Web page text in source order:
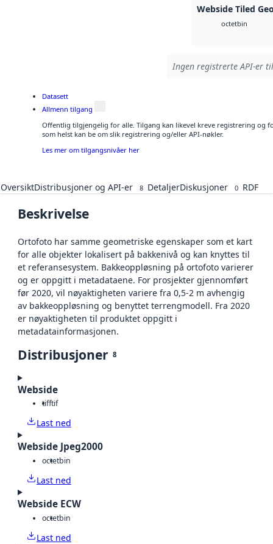
Webside Tiled
octetbin
Ingen registrerte API-er
Datasett
Allmenn tilgang
Offentlig tilgjengelig for alle. Tilgang kan likevel kreve registrering og
som helst kan be om slik registrering og/eller API-nøkler.
Les mer om tilgangsnivåer her
OversiktDistribusjoner og API-er 8 DetaljerDiskusjoner 0 RDF
Beskrivelse
Ortofoto har samme geometriske egenskaper som et kart
for alle objekter lokalisert på bakkenivå og kan knyttes til
et referansesystem. Bakkeoppløsning på ortofoto varierer
og er oppgitt i metadataene. For prosjekter gjennomført
før 2020, vil nøyaktigheten variere fra 0,5-2 m avhengig
av bakkeoppløsning og benyttet terrengmodell. Fra 2020
er nøyaktigheten til produktet oppgitt i
metadatainformasjonen.
Distribusjoner 8
Webside
tifftif
Last ned
Webside Jpeg2000
octetbin
Last ned
Webside ECW
octetbin
Last ned